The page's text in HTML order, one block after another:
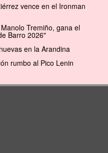
vence en el Ironman
Tremiño, gana el
Barro 2026"
en la Arandina
rumbo al Pico Lenin